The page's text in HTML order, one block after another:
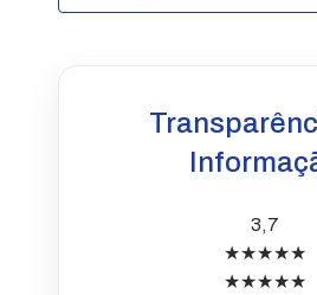
3,7
★★★★★
★★★★★